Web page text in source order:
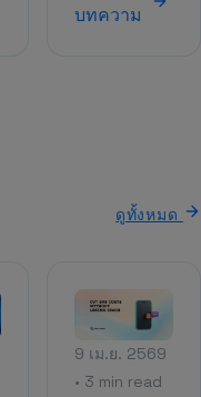
บทความ
ดูทั้งหมด
9 เม.ย. 2569
• 3 min read